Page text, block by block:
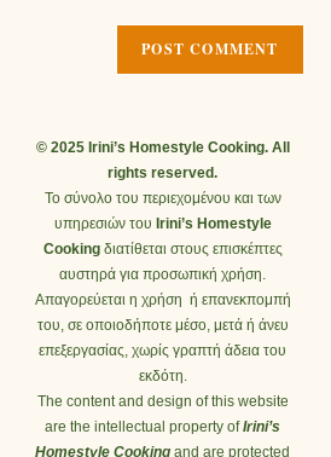
© 2025 Irini’s Homestyle Cooking. All
rights reserved.
Το σύνολο του περιεχομένου και των
υπηρεσιών του Irini’s Homestyle
Cookingδιατίθεται στους επισκέπτες
αυστηρά για προσωπική χρήση.
Απαγορεύεται η χρήση ή επανεκπομπή
του, σε οποιοδήποτε μέσο, μετά ή άνευ
επεξεργασίας, χωρίς γραπτή άδεια του
εκδότη.
The content and design of this website
are the intellectual property ofIrini’s
Homestyle Cooking and are protected